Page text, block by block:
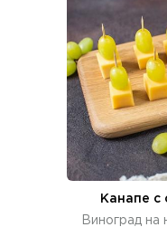
Канапе с
Виноград